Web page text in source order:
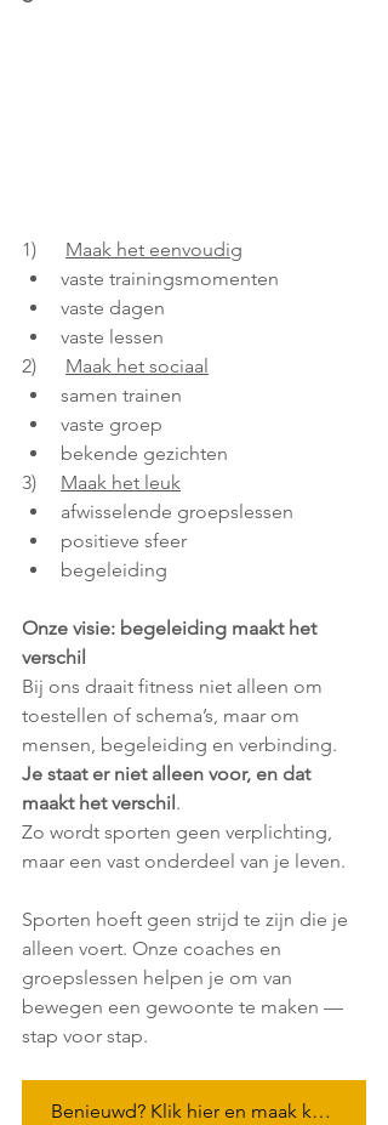
1) Maak het eenvoudig
vaste trainingsmomenten
vaste dagen
vaste lessen
2) Maak het sociaal
samen trainen
vaste groep
bekende gezichten
3) Maak het leuk
afwisselende groepslessen
positieve sfeer
begeleiding
Onze visie: begeleiding maakt het
verschil
Bij ons draait fitness niet alleen om
toestellen of schema’s, maar om
mensen, begeleiding en verbinding.
Je staat er niet alleen voor, en dat
maakt het verschil .
Zo wordt sporten geen verplichting,
maar een vast onderdeel van je leven.
Sporten hoeft geen strijd te zijn die je
alleen voert. Onze coaches en
groepslessen helpen je om van
bewegen een gewoonte te maken —
stap voor stap.
Benieuwd? Klik hier en maak kennis met ons